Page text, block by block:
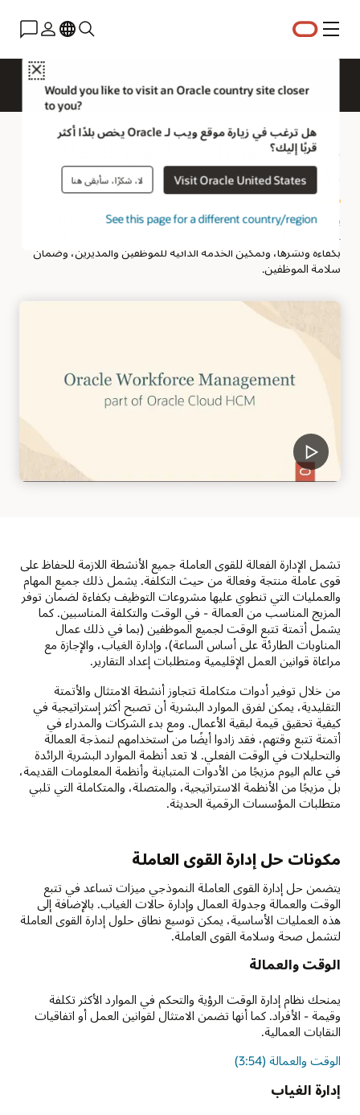
القائمة
Close
Would you like to visit an Oracle country site closer
to you?
هل ترغب في زيارة موقع ويب لـ Oracle يخص بلدًا أكثر
قربًا إليك؟
Visit Oracle United States لا، شكرًا، سأبقى هنا
See this page for a different country/region
ما المقصود بإدارة القوى العاملة
يعرف حل إدارة القوى العاملة (WFM)
على أنه برمجي يساعد المؤسسات
على تبسيط العمليات التي تدير وقت العمال وأتمتها، وتنظيم قوة العمل
بكفاءة ونشرها، وتمكين الخدمة الذاتية للموظفين والمديرين، وضمان
سلامة الموظفين.
تشمل الإدارة الفعالة للقوى العاملة جميع الأنشطة اللازمة للحفاظ على
قوى عاملة منتجة وفعالة من حيث التكلفة. يشمل ذلك جميع المهام
والعمليات التي تنطوي عليها مشروعات التوظيف بكفاءة لضمان توفر
المزيج المناسب من العمالة - في الوقت والتكلفة المناسبين. كما
يشمل أتمتة تتبع الوقت لجميع الموظفين (بما في ذلك عمال
المناوبات الطارئة على أساس الساعة)، وإدارة الغياب، والإجازة مع
مراعاة قوانين العمل الإقليمية ومتطلبات إعداد التقارير.
من خلال توفير أدوات متكاملة تتجاوز أنشطة الامتثال والأتمتة
التقليدية، يمكن لفرق الموارد البشرية أن تصبح أكثر إستراتيجية في
كيفية تحقيق قيمة لبقية الأعمال. ومع بدء الشركات والمدراء في
أتمتة تتبع وقتهم، فقد زادوا أيضًا من استخدامهم لنمذجة العمالة
والتحليلات في الوقت الفعلي. لا تعد أنظمة الموارد البشرية الرائدة
في عالم اليوم مزيجًا من الأدوات المتباينة وأنظمة المعلومات القديمة،
بل مزيجًا من الأنظمة الاستراتيجية، والمتصلة، والمتكاملة التي تلبي
متطلبات المؤسسات الرقمية الحديثة.
مكونات حل إدارة القوى العاملة
يتضمن حل إدارة القوى العاملة النموذجي ميزات تساعد في تتبع
الوقت والعمالة وجدولة العمال وإدارة حالات الغياب. بالإضافة إلى
هذه العمليات الأساسية، يمكن توسيع نطاق حلول إدارة القوى العاملة
لتشمل صحة وسلامة القوى العاملة.
الوقت والعمالة
يمنحك نظام إدارة الوقت الرؤية والتحكم في الموارد الأكثر تكلفة
وقيمة - الأفراد. كما أنها تضمن الامتثال لقوانين العمل أو اتفاقيات
النقابات العمالية.
الوقت والعمالة (3:54)
إدارة الغياب